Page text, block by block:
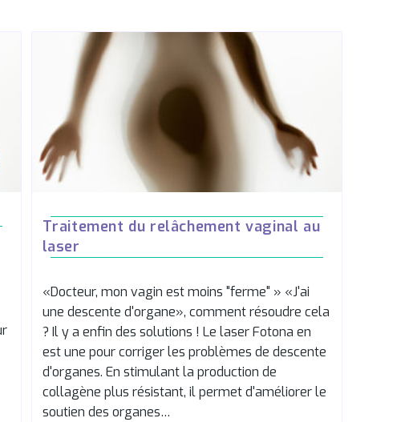
Traitement du relâchement vaginal au
laser
«Docteur, mon vagin est moins "ferme" » «J'ai
une descente d'organe», comment résoudre cela
? Il y a enfin des solutions ! Le laser Fotona en
est une pour corriger les problèmes de descente
d'organes. En stimulant la production de
collagène plus résistant, il permet d'améliorer le
soutien des organes…